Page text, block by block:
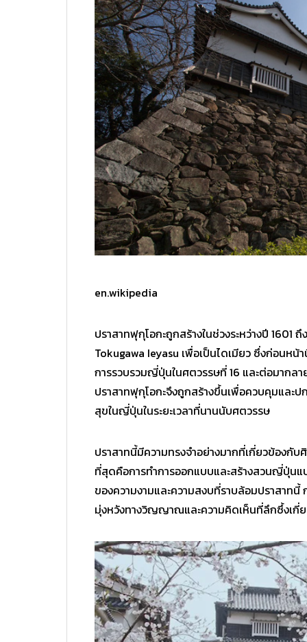
en.wikipedia
ปราสาทฟุกุโอกะถูกสร้างในช่วงระหว่างปี 1601
Tokugawa Ieyasu เพื่อเป็นไดเมียว ซึ่งก่อนห
การรวบรวมญี่ปุ่นในศตวรรษที่ 16 และต่อมากล
ปราสาทฟุกุโอกะจึงถูกสร้างขึ้นเพื่อควบคุมแล
สุขในญี่ปุ่นในระยะเวลาที่นานนับศตวรรษ
ปราสาทนี้มีความทรงจำอย่างมากที่เกี่ยวข้องกั
ที่สุดคือการทำการออกแบบและสร้างสวนญี่ปุ่น
ของความงามและความสงบที่ราบล้อมปราสาท
มุ่งหวังทางวิญญาณและความคิดเห็นที่ลึกซึ้งเกี่